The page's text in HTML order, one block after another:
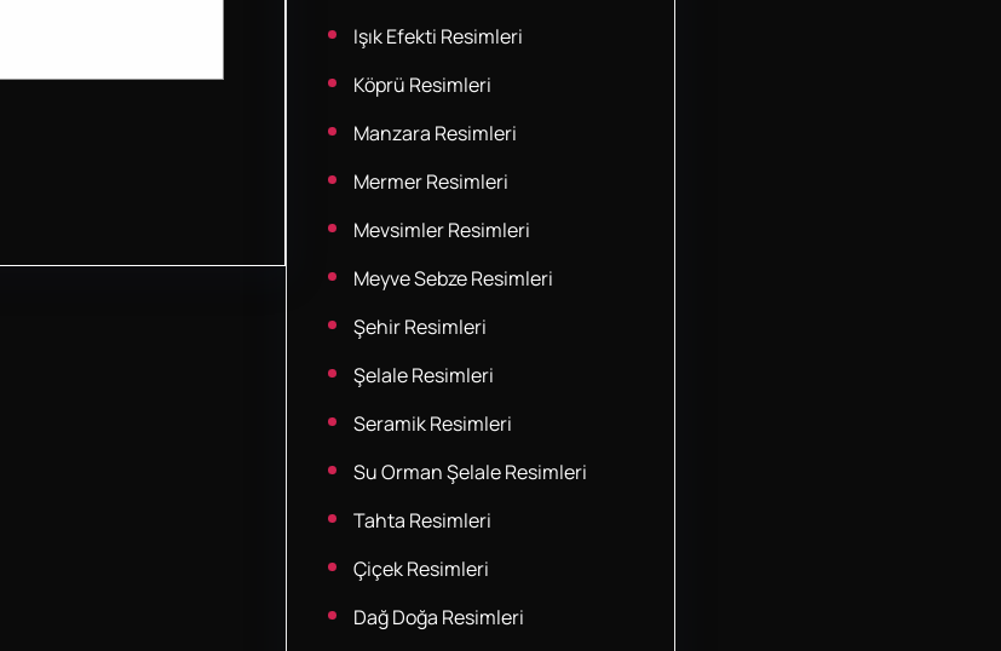
Işık Efekti Resimleri
Köprü Resimleri
Manzara Resimleri
Mermer Resimleri
Mevsimler Resimleri
Meyve Sebze Resimleri
Şehir Resimleri
Şelale Resimleri
Seramik Resimleri
Su Orman Şelale Resimleri
Tahta Resimleri
Çiçek Resimleri
Dağ Doğa Resimleri